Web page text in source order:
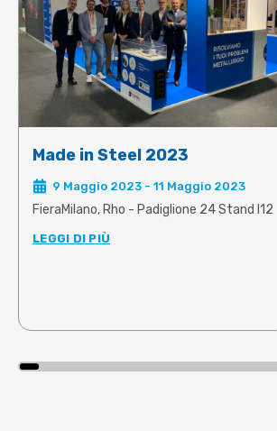
Made in Steel 2023
9 Maggio 2023 - 11 Maggio 2023
FieraMilano, Rho - Padiglione 24 Stand I12
LEGGI DI PIÙ